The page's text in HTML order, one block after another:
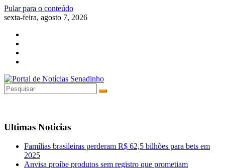
Pular para o conteúdo
sexta-feira, agosto 7, 2026
Ultimas Noticias
Famílias brasileiras perderam R$ 62,5 bilhões para bets em
2025
Anvisa proíbe produtos sem registro que prometiam